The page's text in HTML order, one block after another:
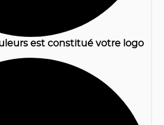
est constitué votre logo